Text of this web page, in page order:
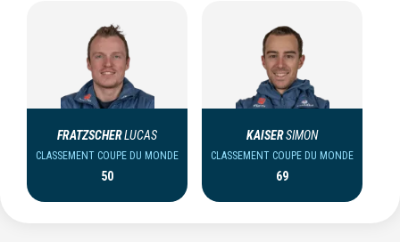
FRATZSCHERLUCAS
CLASSEMENT COUPE DU MONDE
50
KAISERSIMON
CLASSEMENT COUPE DU MONDE
69